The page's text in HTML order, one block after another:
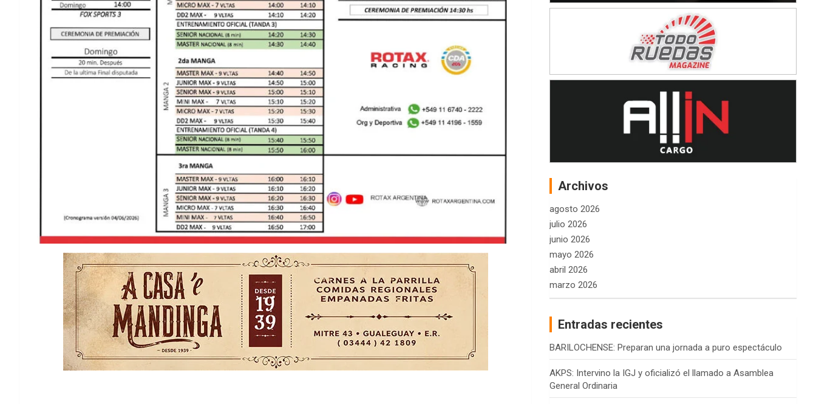
Archivos
agosto 2026
julio 2026
junio 2026
mayo 2026
abril 2026
marzo 2026
Entradas recientes
BARILOCHENSE: Preparan una jornada a puro espectáculo
AKPS: Intervino la IGJ y oficializó el llamado a Asamblea
General Ordinaria